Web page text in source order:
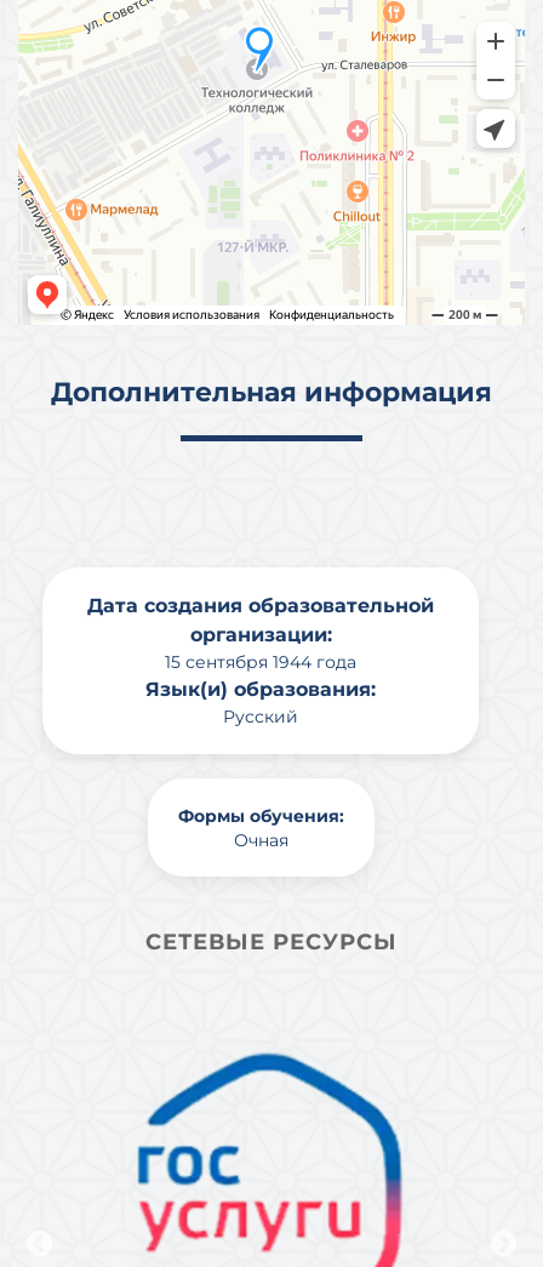
Дополнительная информация
Дата создания образовательной
организации:
15 сентября 1944 года
Язык(и) образования:
Русский
Формы обучения:
Очная
СЕТЕВЫЕ РЕСУРСЫ